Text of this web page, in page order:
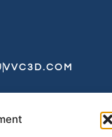
VVC3D.COM
et Livraison